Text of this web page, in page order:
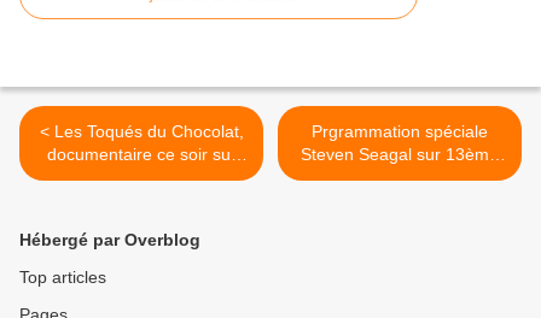
< Les Toqués du Chocolat,
documentaire ce soir sur
France 3
Prgrammation spéciale
Steven Seagal sur 13ème
rue à l'occasion de ses 60
Hébergé par Overblog
Top articles